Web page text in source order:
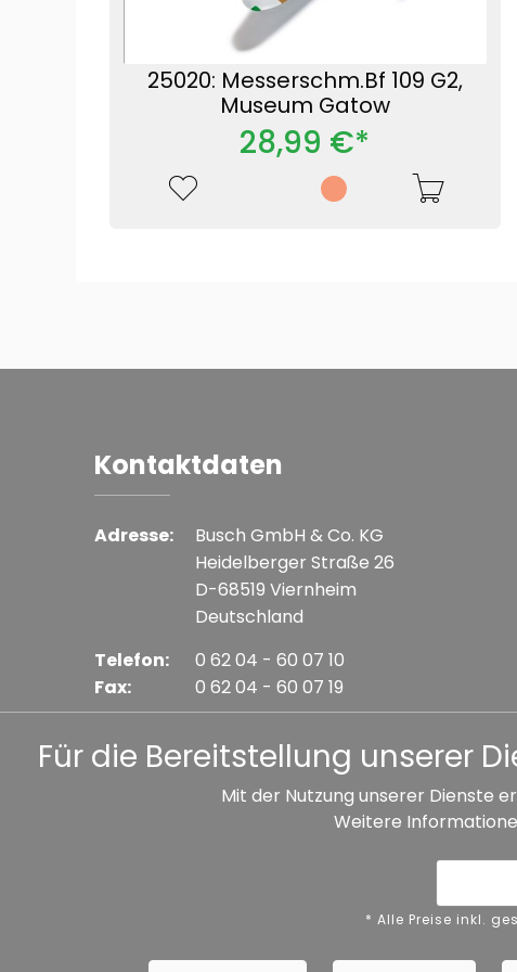
25020: Messerschm.Bf 109 G2,
Museum Gatow
28,99 €*
Kontaktdaten
Adresse:
Busch GmbH & Co. KG
Heidelberger Straße 26
D-68519 Viernheim
Deutschland
Telefon:
Fax:
0 62 04 - 60 07 10
0 62 04 - 60 07 19
Impressum AGB
Für die Bereitstellung unserer
Mit der Nutzung unserer Dienste
Weitere
* Alle Preise inkl.